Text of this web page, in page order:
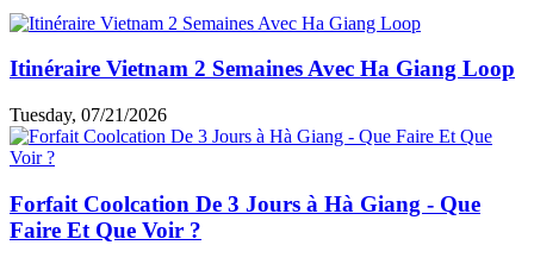
Itinéraire Vietnam 2 Semaines Avec Ha Giang Loop
Tuesday, 07/21/2026
Forfait Coolcation De 3 Jours à Hà Giang - Que
Faire Et Que Voir ?